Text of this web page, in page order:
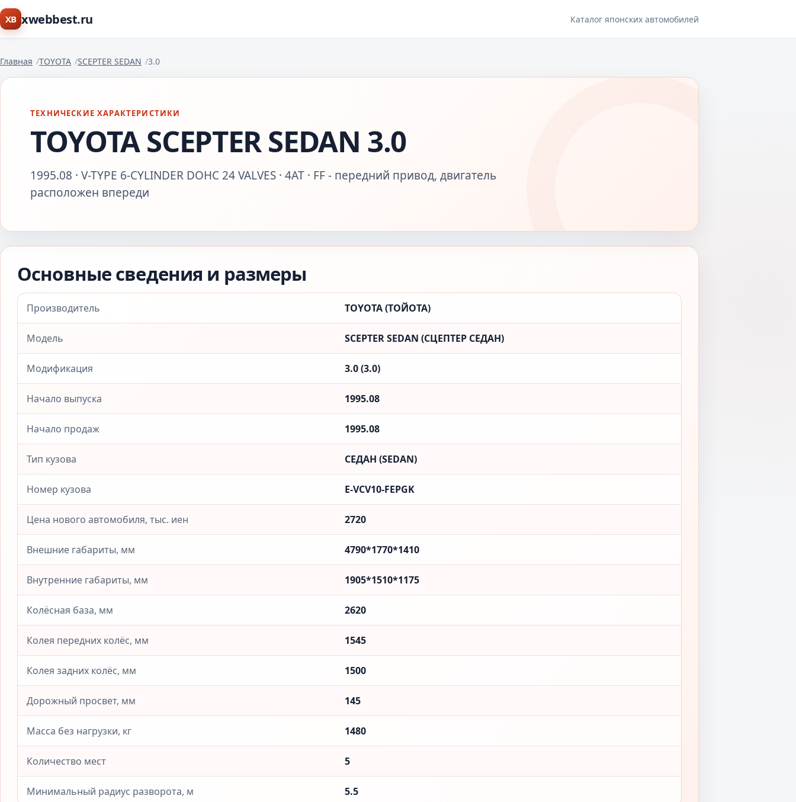
XB xwebbest.ru Каталог японских автомобилей
Главная TOYOTA SCEPTER SEDAN 3.0
ТЕХНИЧЕСКИЕ ХАРАКТЕРИСТИКИ
TOYOTA SCEPTER SEDAN 3.0
1995.08 · V-TYPE 6-CYLINDER DOHC 24 VALVES · 4AT · FF - передний привод, двигатель
расположен впереди
Основные сведения и размеры
Производитель TOYOTA (ТОЙОТА)
Модель SCEPTER SEDAN (СЦЕПТЕР СЕДАН)
Модификация 3.0 (3.0)
Начало выпуска 1995.08
Начало продаж 1995.08
Тип кузова СЕДАН (SEDAN)
Номер кузова E-VCV10-FEPGK
Цена нового автомобиля, тыс. иен 2720
Внешние габариты, мм 4790*1770*1410
Внутренние габариты, мм 1905*1510*1175
Колёсная база, мм 2620
Колея передних колёс, мм 1545
Колея задних колёс, мм 1500
Дорожный просвет, мм 145
Масса без нагрузки, кг 1480
Количество мест 5
Минимальный радиус разворота, м 5.5